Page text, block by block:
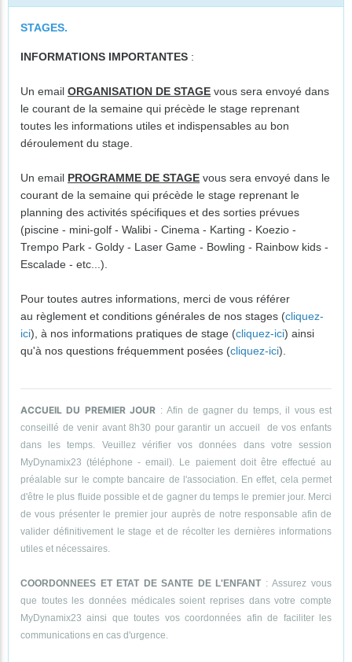
STAGES.
INFORMATIONS IMPORTANTES :
Un email ORGANISATION DE STAGE vous sera envoyé dans
le courant de la semaine qui précède le stage reprenant
toutes les informations utiles et indispensables au bon
déroulement du stage.
Un email PROGRAMME DE STAGE vous sera envoyé dans le
courant de la semaine qui précède le stage reprenant le
planning des activités spécifiques et des sorties prévues
(piscine - mini-golf - Walibi - Cinema - Karting - Koezio -
Trempo Park - Goldy - Laser Game - Bowling - Rainbow kids -
Escalade - etc...).
Pour toutes autres informations, merci de vous référer
au règlement et conditions générales de nos stages (cliquez-
ici), à nos informations pratiques de stage (cliquez-ici) ainsi
qu'à nos questions fréquemment posées (cliquez-ici).
ACCUEIL DU PREMIER JOUR : Afin de gagner du temps, il vous est
conseillé de venir avant 8h30 pour garantir un accueil de vos enfants
dans les temps. Veuillez vérifier vos données dans votre session
MyDynamix23 (téléphone - email). Le paiement doit être effectué au
préalable sur le compte bancaire de l'association. En effet, cela permet
d'être le plus fluide possible et de gagner du temps le premier jour. Merci
de vous présenter le premier jour auprès de notre responsable afin de
valider définitivement le stage et de récolter les dernières informations
utiles et nécessaires.
COORDONNEES ET ETAT DE SANTE DE L'ENFANT: Assurez vous
que toutes les données médicales soient reprises dans votre compte
MyDynamix23 ainsi que toutes vos coordonnées afin de faciliter les
communications en cas d'urgence.